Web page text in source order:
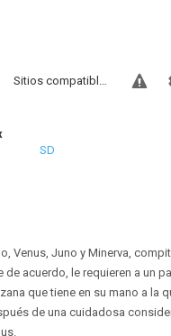
Sitios compatibles
SD
Venus, Juno y Minerva,
de acuerdo, le requieren a un
que tiene en su mano a la
de una cuidadosa